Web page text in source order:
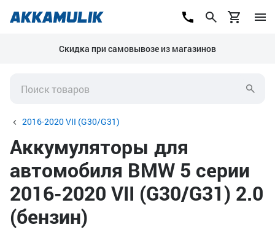
Скидка при самовывозе из магазинов
2016-2020 VII (G30/G31)
Аккумуляторы для
автомобиля BMW 5 серии
2016-2020 VII (G30/G31) 2.0
(бензин)